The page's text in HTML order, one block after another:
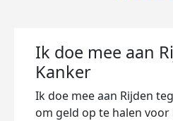
Ik doe mee aan
Kanker
Ik doe mee aan Rijden
om geld op te halen